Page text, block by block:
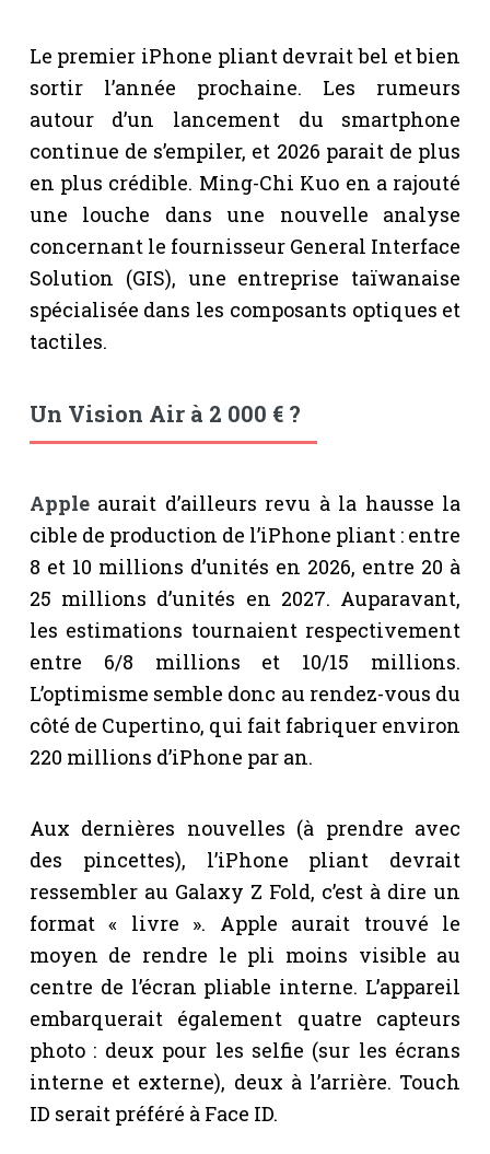
Le premier iPhone pliant devrait bel et bien
sortir l’année prochaine. Les rumeurs
autour d’un lancement du smartphone
continue de s’empiler, et 2026 parait de plus
en plus crédible. Ming-Chi Kuo en a rajouté
une louche dans une nouvelle analyse
concernant le fournisseur General Interface
Solution (GIS), une entreprise taïwanaise
spécialisée dans les composants optiques et
tactiles.
Un Vision Air à 2 000 € ?
Appleaurait d’ailleurs revu à la hausse la
cible de production de l’iPhone pliant : entre
8 et 10 millions d’unités en 2026, entre 20 à
25 millions d’unités en 2027. Auparavant,
les estimations tournaient respectivement
entre 6/8 millions et 10/15 millions.
L’optimisme semble donc au rendez-vous du
côté de Cupertino, qui fait fabriquer environ
220 millions d’iPhone par an.
Aux dernières nouvelles (à prendre avec
des pincettes), l’iPhone pliant devrait
ressembler au Galaxy Z Fold, c’est à dire un
format « livre ». Apple aurait trouvé le
moyen de rendre le pli moins visible au
centre de l’écran pliable interne. L’appareil
embarquerait également quatre capteurs
photo : deux pour les selfie (sur les écrans
interne et externe), deux à l’arrière. Touch
ID serait préféré à Face ID.